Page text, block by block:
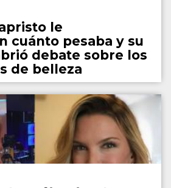
le
cuánto pesaba y su
debate sobre los
de belleza